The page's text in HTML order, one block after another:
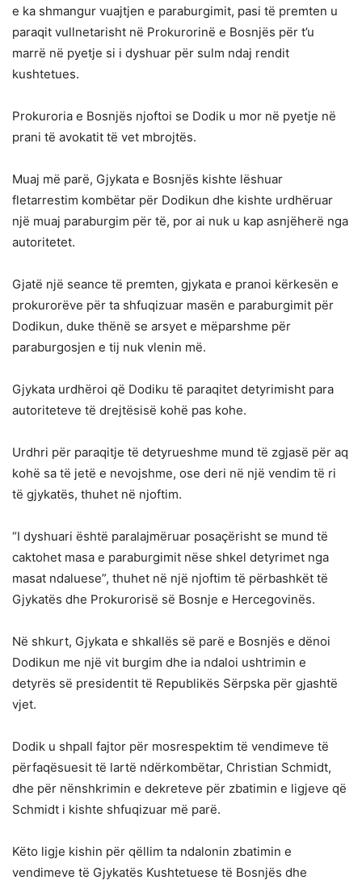
e ka shmangur vuajtjen e paraburgimit, pasi të premten u
paraqit vullnetarisht në Prokurorinë e Bosnjës për t’u
marrë në pyetje si i dyshuar për sulm ndaj rendit
kushtetues.
Prokuroria e Bosnjës njoftoi se Dodik u mor në pyetje në
prani të avokatit të vet mbrojtës.
Muaj më parë, Gjykata e Bosnjës kishte lëshuar
fletarrestim kombëtar për Dodikun dhe kishte urdhëruar
një muaj paraburgim për të, por ai nuk u kap asnjëherë nga
autoritetet.
Gjatë një seance të premten, gjykata e pranoi kërkesën e
prokurorëve për ta shfuqizuar masën e paraburgimit për
Dodikun, duke thënë se arsyet e mëparshme për
paraburgosjen e tij nuk vlenin më.
Gjykata urdhëroi që Dodiku të paraqitet detyrimisht para
autoriteteve të drejtësisë kohë pas kohe.
Urdhri për paraqitje të detyrueshme mund të zgjasë për aq
kohë sa të jetë e nevojshme, ose deri në një vendim të ri
të gjykatës, thuhet në njoftim.
“I dyshuari është paralajmëruar posaçërisht se mund të
caktohet masa e paraburgimit nëse shkel detyrimet nga
masat ndaluese”, thuhet në një njoftim të përbashkët të
Gjykatës dhe Prokurorisë së Bosnje e Hercegovinës.
Në shkurt, Gjykata e shkallës së parë e Bosnjës e dënoi
Dodikun me një vit burgim dhe ia ndaloi ushtrimin e
detyrës së presidentit të Republikës Sërpska për gjashtë
vjet.
Dodik u shpall fajtor për mosrespektim të vendimeve të
përfaqësuesit të lartë ndërkombëtar, Christian Schmidt,
dhe për nënshkrimin e dekreteve për zbatimin e ligjeve që
Schmidt i kishte shfuqizuar më parë.
Këto ligje kishin për qëllim ta ndalonin zbatimin e
vendimeve të Gjykatës Kushtetuese të Bosnjës dhe